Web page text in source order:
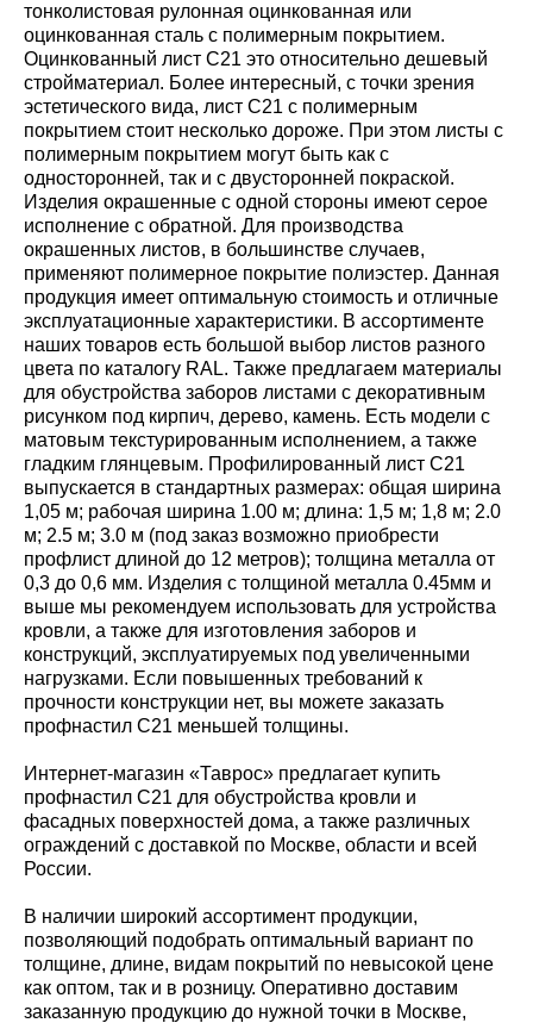
тонколистовая рулонная оцинкованная или
оцинкованная сталь с полимерным покрытием.
Оцинкованный лист С21 это относительно дешевый
стройматериал. Более интересный, с точки зрения
эстетического вида, лист С21 с полимерным
покрытием стоит несколько дороже. При этом листы с
полимерным покрытием могут быть как с
односторонней, так и с двусторонней покраской.
Изделия окрашенные с одной стороны имеют серое
исполнение с обратной. Для производства
окрашенных листов, в большинстве случаев,
применяют полимерное покрытие полиэстер. Данная
продукция имеет оптимальную стоимость и отличные
эксплуатационные характеристики. В ассортименте
наших товаров есть большой выбор листов разного
цвета по каталогу RAL. Также предлагаем материалы
для обустройства заборов листами с декоративным
рисунком под кирпич, дерево, камень. Есть модели с
матовым текстурированным исполнением, а также
гладким глянцевым. Профилированный лист С21
выпускается в стандартных размерах: общая ширина
1,05 м; рабочая ширина 1.00 м; длина: 1,5 м; 1,8 м; 2.0
м; 2.5 м; 3.0 м (под заказ возможно приобрести
профлист длиной до 12 метров); толщина металла от
0,3 до 0,6 мм. Изделия с толщиной металла 0.45мм и
выше мы рекомендуем использовать для устройства
кровли, а также для изготовления заборов и
конструкций, эксплуатируемых под увеличенными
нагрузками. Если повышенных требований к
прочности конструкции нет, вы можете заказать
профнастил С21 меньшей толщины.
Интернет-магазин «Таврос» предлагает купить
профнастил С21 для обустройства кровли и
фасадных поверхностей дома, а также различных
ограждений с доставкой по Москве, области и всей
России.
В наличии широкий ассортимент продукции,
позволяющий подобрать оптимальный вариант по
толщине, длине, видам покрытий по невысокой цене
как оптом, так и в розницу. Оперативно доставим
заказанную продукцию до нужной точки в Москве,